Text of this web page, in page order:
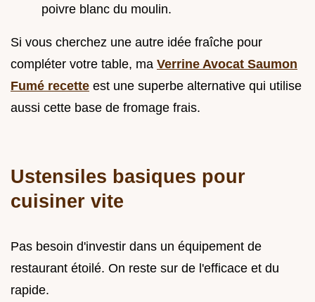
poivre blanc du moulin.
Si vous cherchez une autre idée fraîche pour
compléter votre table, ma Verrine Avocat Saumon
Fumé recette est une superbe alternative qui utilise
aussi cette base de fromage frais.
Ustensiles basiques pour
cuisiner vite
Pas besoin d'investir dans un équipement de
restaurant étoilé. On reste sur de l'efficace et du
rapide.